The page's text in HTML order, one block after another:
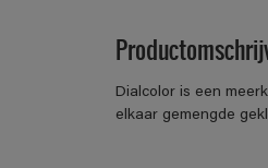
Dialcolor is een
elkaar gemengde